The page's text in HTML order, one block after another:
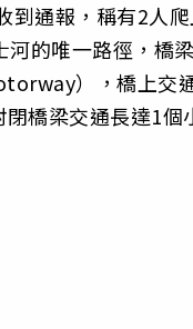
通報，稱有2人
的唯一路徑，橋
），橋上交
橋梁交通長達1個